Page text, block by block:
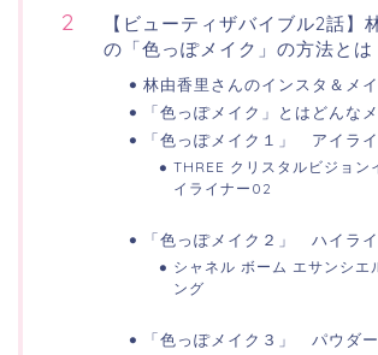
【ビューティザバイブル2話】
の「色っぽメイク」の方法とは
林由香里さんのインスタ＆メ
「色っぽメイク」とはどんな
「色っぽメイク１」 アイラ
THREE クリスタルビジョン
イライナー02
「色っぽメイク２」 ハイライ
シャネル ボーム エサンシエ
ング
「色っぽメイク３」 パウダー